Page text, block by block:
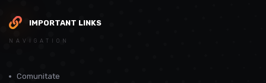
IMPORTANT LINKS
NAVIGATION
Comunitate